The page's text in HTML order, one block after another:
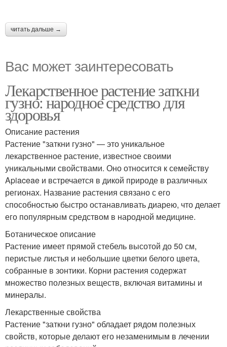
читать дальше →
Вас может заинтересовать
Лекарственное растение заткни
гузно: народное средство для
здоровья
Описание растения
Растение "заткни гузно" — это уникальное
лекарственное растение, известное своими
уникальными свойствами. Оно относится к семейству
Apiaceae и встречается в дикой природе в различных
регионах. Название растения связано с его
способностью быстро останавливать диарею, что делает
его популярным средством в народной медицине.
Ботаническое описание
Растение имеет прямой стебель высотой до 50 см,
перистые листья и небольшие цветки белого цвета,
собранные в зонтики. Корни растения содержат
множество полезных веществ, включая витамины и
минералы.
Лекарственные свойства
Растение "заткни гузно" обладает рядом полезных
свойств, которые делают его незаменимым в лечении